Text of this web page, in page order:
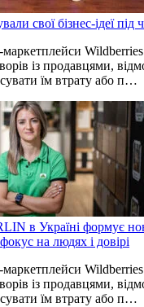
свої бізнес-ідеї під
маркетплейси
із продавцями,
їм втрату або п…
в Україні формує
на людях і довірі
маркетплейси
із продавцями,
їм втрату або п…